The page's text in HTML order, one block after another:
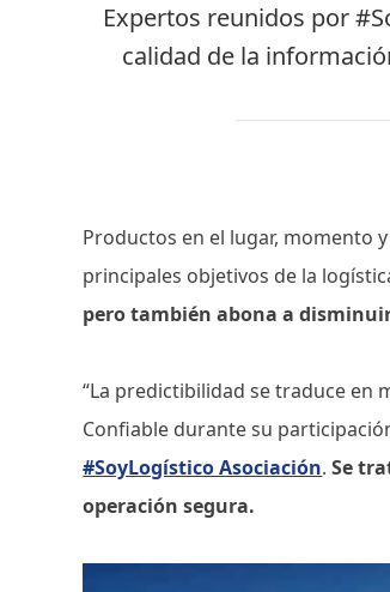
Expertos reunidos por
calidad de la
Productos en el lugar, momento
principales objetivos de la
pero también abona a
“La predictibilidad se traduce en
Confiable durante su
#SoyLogístico Asociación. Se
operación segura.